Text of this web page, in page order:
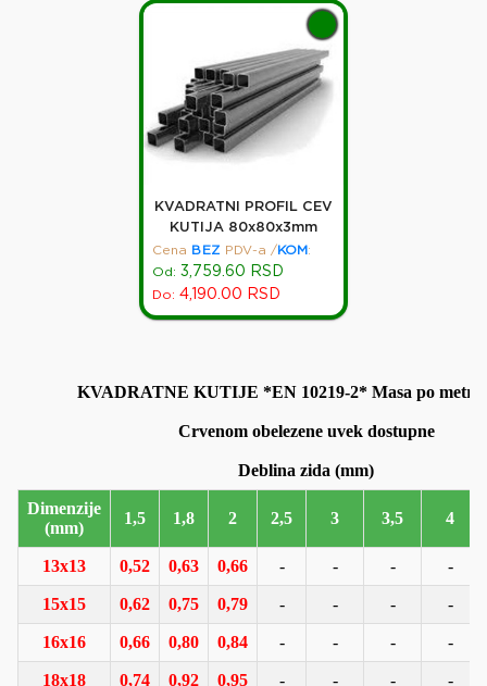
KVADRATNI PROFIL CEV
KUTIJA 80x80x3mm
Cena
BEZ PDV-a / KOM :
Od: 3,759.60 RSD
Do: 4,190.00 RSD
KVADRATNE KUTIJE *EN 10219-2* Masa po metru
Crvenom obelezene uvek dostupne
Dimenzije
(mm)
1,5 1,8 2 2,5 3 3,5 4
13x13 0,52 0,63 0,66 - - - -
15x15 0,62 0,75 0,79 - - - -
16x16 0,66 0,80 0,84 - - - -
18x18 0,74 0,92 0,95 - - - -